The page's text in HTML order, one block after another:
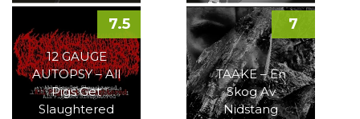
12 GAUGE
AUTOPSY – All
Pigs Get
Slaughtered
7.5
TAAKE – En
Skog Av
Nidstang
7